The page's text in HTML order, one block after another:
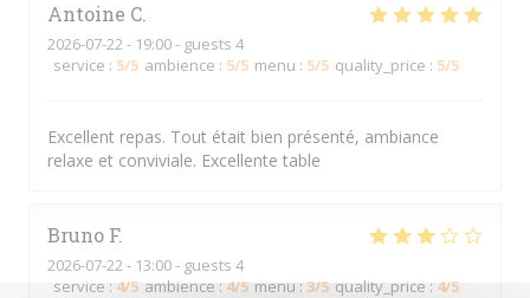
Antoine C
2026-07-22 - 19:00 - guests 4
service : 5/5 ambience : 5/5 menu : 5/5 quality_price : 5/5
Excellent repas. Tout était bien présenté, ambiance
relaxe et conviviale. Excellente table
Bruno F
2026-07-22 - 13:00 - guests 4
service : 4/5 ambience : 4/5 menu : 3/5 quality_price : 4/5